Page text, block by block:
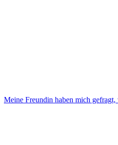
Meine Freundin haben mich gefragt,